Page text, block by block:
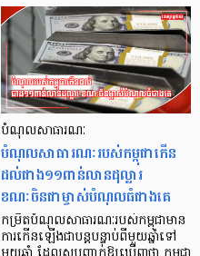
បំណុលសាធារណៈ
បំណុលសាធារណៈរបស់កម្ពុជាកើន
ដល់ជាង១១ពាន់លានដុល្លារ
ខណៈចិនជាម្ចាស់បំណុលធំជាងគេ
កម្រិតបំណុលសាធារណៈរបស់កម្ពុជាមាន
ការកើនឡើងជាបន្តបន្ទាប់ពីមួយឆ្នាំទៅ